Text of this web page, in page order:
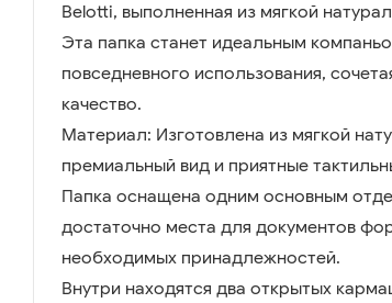
Belotti, выполненная из мягкой
Эта папка станет идеальным
повседневного использования,
качество.
Материал: Изготовлена из мягкой
премиальный вид и приятные
Папка оснащена одним основным
достаточно места для документов
необходимых принадлежностей.
Внутри находятся два открытых